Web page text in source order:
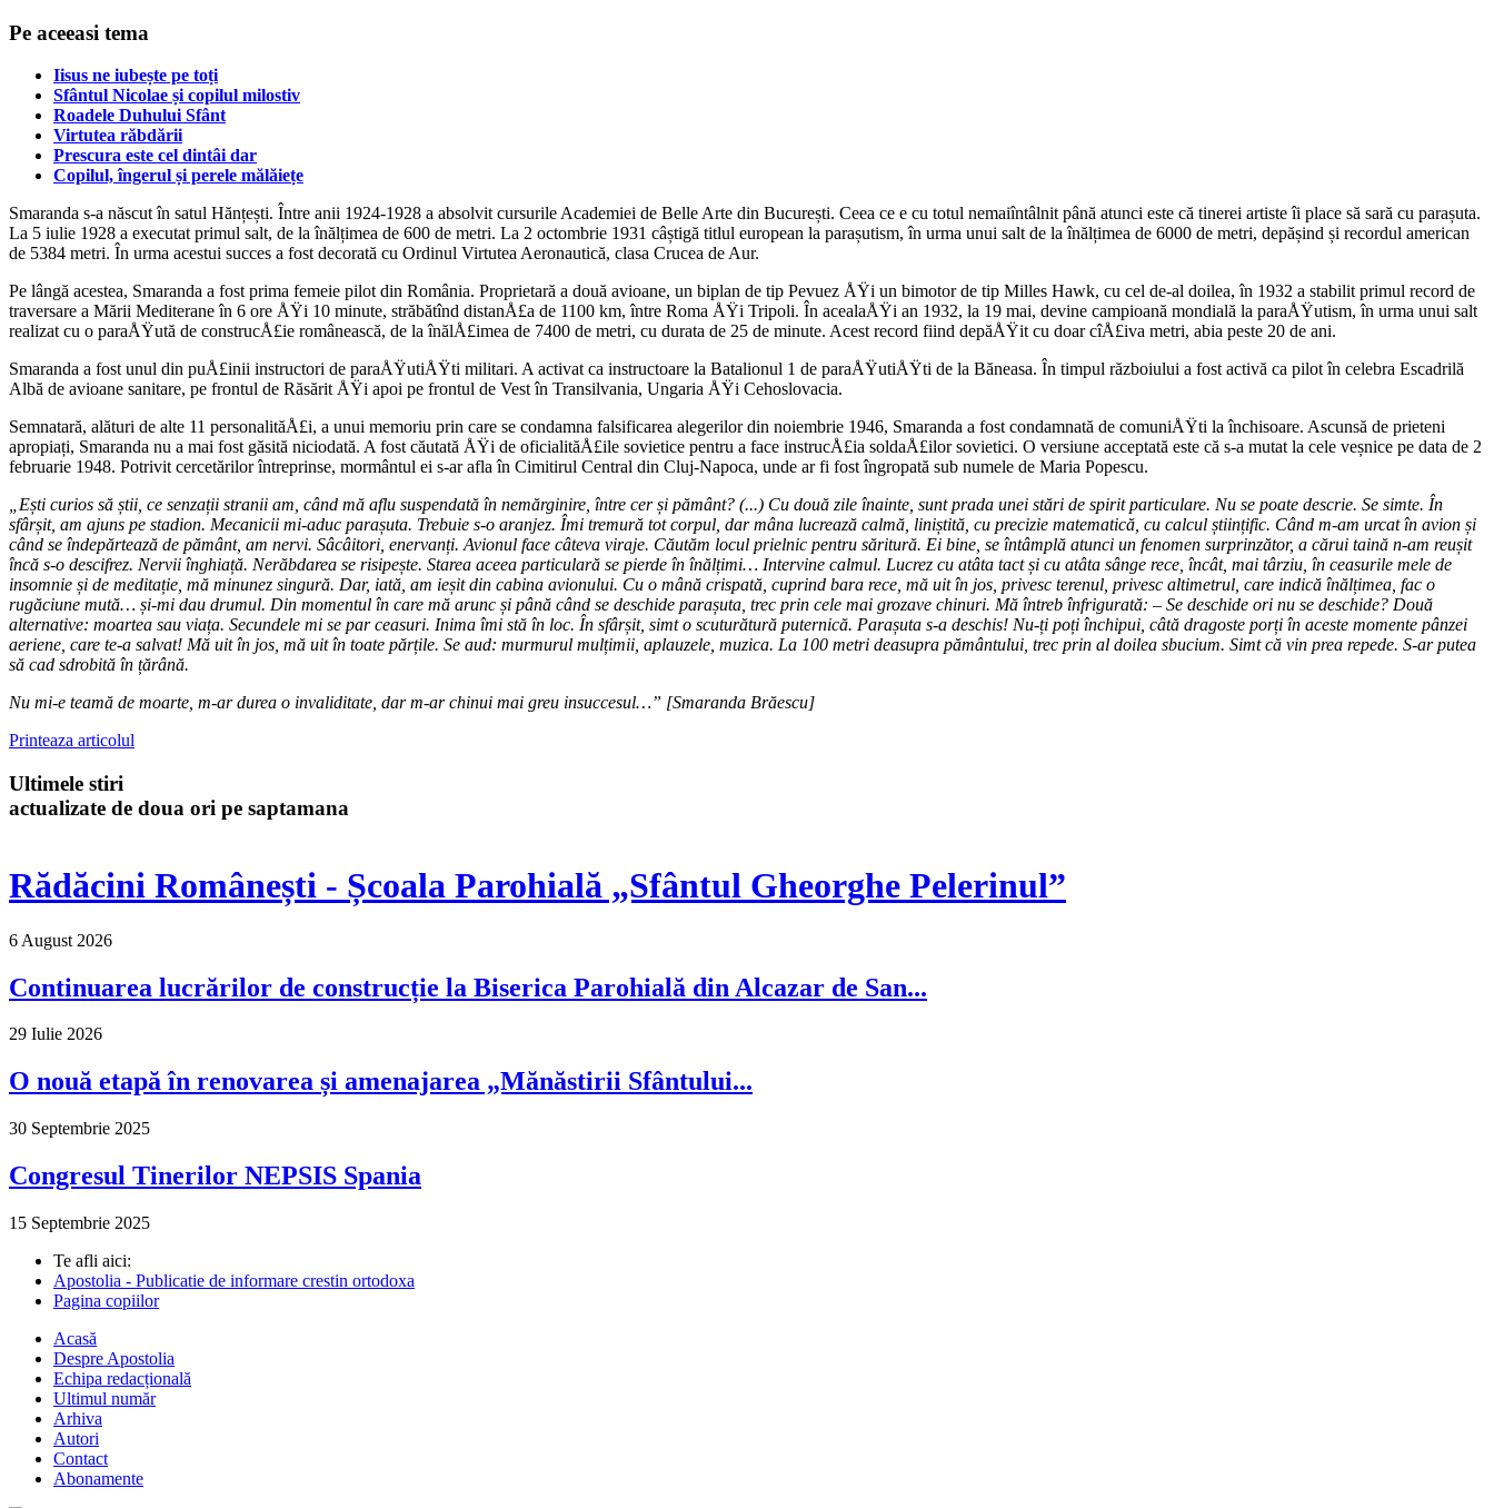
Pe aceeasi tema
Iisus ne iubește pe toți
Sfântul Nicolae și copilul milostiv
Roadele Duhului Sfânt
Virtutea răbdării
Prescura este cel dintâi dar
Copilul, îngerul și perele mălăiețe
Smaranda s-a născut în satul Hănțești. Între anii 1924-1928 a absolvit cursurile Academiei de Belle Arte din București. Ceea ce e cu totul nemaiîntâlnit până atunci este că tinerei artiste îi place să sară cu parașuta.
La 5 iulie 1928 a executat primul salt, de la înălțimea de 600 de metri. La 2 octombrie 1931 câștigă titlul european la parașutism, în urma unui salt de la înălțimea de 6000 de metri, depășind și recordul american
de 5384 metri. În urma acestui succes a fost decorată cu Ordinul Virtutea Aeronautică, clasa Crucea de Aur.
Pe lângă acestea, Smaranda a fost prima femeie pilot din România. Proprietară a două avioane, un biplan de tip Pevuez ÅŸi un bimotor de tip Milles Hawk, cu cel de-al doilea, în 1932 a stabilit primul record de
traversare a Mării Mediterane în 6 ore ÅŸi 10 minute, străbătînd distanÅ£a de 1100 km, între Roma ÅŸi Tripoli. În acealaÅŸi an 1932, la 19 mai, devine campioană mondială la paraÅŸutism, în urma unui salt
realizat cu o paraÅŸută de construcÅ£ie românească, de la înălÅ£imea de 7400 de metri, cu durata de 25 de minute. Acest record fiind depăÅŸit cu doar cîÅ£iva metri, abia peste 20 de ani.
Smaranda a fost unul din puÅ£inii instructori de paraÅŸutiÅŸti militari. A activat ca instructoare la Batalionul 1 de paraÅŸutiÅŸti de la Băneasa. În timpul războiului a fost activă ca pilot în celebra Escadrilă
Albă de avioane sanitare, pe frontul de Răsărit ÅŸi apoi pe frontul de Vest în Transilvania, Ungaria ÅŸi Cehoslovacia.
Semnatară, alături de alte 11 personalităÅ£i, a unui memoriu prin care se condamna falsificarea alegerilor din noiembrie 1946, Smaranda a fost condamnată de comuniÅŸti la închisoare. Ascunsă de prieteni
apropiați, Smaranda nu a mai fost găsită niciodată. A fost căutată ÅŸi de oficialităÅ£ile sovietice pentru a face instrucÅ£ia soldaÅ£ilor sovietici. O versiune acceptată este că s-a mutat la cele veșnice pe data de 2
februarie 1948. Potrivit cercetărilor întreprinse, mormântul ei s-ar afla în Cimitirul Central din Cluj-Napoca, unde ar fi fost îngropată sub numele de Maria Popescu.
„Ești curios să știi, ce senzații stranii am, când mă aflu suspendată în nemărginire, între cer și pământ? (...) Cu două zile înainte, sunt prada unei stări de spirit particulare. Nu se poate descrie. Se simte. În
sfârșit, am ajuns pe stadion. Mecanicii mi-aduc parașuta. Trebuie s-o aranjez. Îmi tremură tot corpul, dar mâna lucrează calmă, liniștită, cu precizie matematică, cu calcul științific. Când m-am urcat în avion și
când se îndepărtează de pământ, am nervi. Sâcâitori, enervanți. Avionul face câteva viraje. Căutăm locul prielnic pentru săritură. Ei bine, se întâmplă atunci un fenomen surprinzător, a cărui taină n-am reușit
încă s-o descifrez. Nervii înghiață. Nerăbdarea se risipește. Starea aceea particulară se pierde în înălțimi… Intervine calmul. Lucrez cu atâta tact și cu atâta sânge rece, încât, mai târziu, în ceasurile mele de
insomnie și de meditație, mă minunez singură. Dar, iată, am ieșit din cabina avionului. Cu o mână crispată, cuprind bara rece, mă uit în jos, privesc terenul, privesc altimetrul, care indică înălțimea, fac o
rugăciune mută… și-mi dau drumul. Din momentul în care mă arunc și până când se deschide parașuta, trec prin cele mai grozave chinuri. Mă întreb înfrigurată: – Se deschide ori nu se deschide? Două
alternative: moartea sau viața. Secundele mi se par ceasuri. Inima îmi stă în loc. În sfârșit, simt o scuturătură puternică. Parașuta s-a deschis! Nu-ți poți închipui, câtă dragoste porți în aceste momente pânzei
aeriene, care te-a salvat! Mă uit în jos, mă uit în toate părțile. Se aud: murmurul mulțimii, aplauzele, muzica. La 100 metri deasupra pământului, trec prin al doilea sbucium. Simt că vin prea repede. S-ar putea
să cad sdrobită în țărână.
Nu mi-e teamă de moarte, m-ar durea o invaliditate, dar m-ar chinui mai greu insuccesul…” [Smaranda Brăescu]
Printeaza articolul
Ultimele stiri
actualizate de doua ori pe saptamana
Rădăcini Românești - Școala Parohială „Sfântul Gheorghe Pelerinul”
6 August 2026
Continuarea lucrărilor de construcție la Biserica Parohială din Alcazar de San...
29 Iulie 2026
O nouă etapă în renovarea și amenajarea „Mănăstirii Sfântului...
30 Septembrie 2025
Congresul Tinerilor NEPSIS Spania
15 Septembrie 2025
Te afli aici:
Apostolia - Publicatie de informare crestin ortodoxa
Pagina copiilor
Acasă
Despre Apostolia
Echipa redacțională
Ultimul număr
Arhiva
Autori
Contact
Abonamente